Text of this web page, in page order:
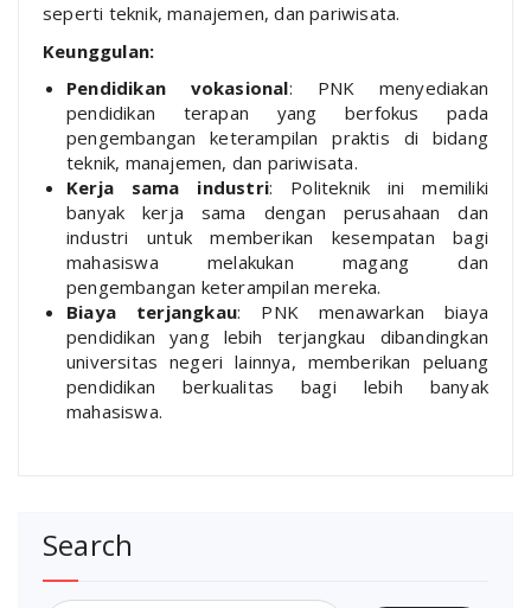
seperti teknik, manajemen, dan pariwisata.
Keunggulan:
Pendidikan vokasional: PNK menyediakan
pendidikan terapan yang berfokus pada
pengembangan keterampilan praktis di bidang
teknik, manajemen, dan pariwisata.
Kerja sama industri: Politeknik ini memiliki
banyak kerja sama dengan perusahaan dan
industri untuk memberikan kesempatan bagi
mahasiswa melakukan magang dan
pengembangan keterampilan mereka.
Biaya terjangkau: PNK menawarkan biaya
pendidikan yang lebih terjangkau dibandingkan
universitas negeri lainnya, memberikan peluang
pendidikan berkualitas bagi lebih banyak
mahasiswa.
Search